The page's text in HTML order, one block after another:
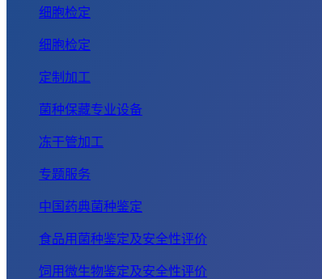
细胞检定
细胞检定
定制加工
菌种保藏专业设备
冻干管加工
专题服务
中国药典菌种鉴定
食品用菌种鉴定及安全性评价
饲用微生物鉴定及安全性评价